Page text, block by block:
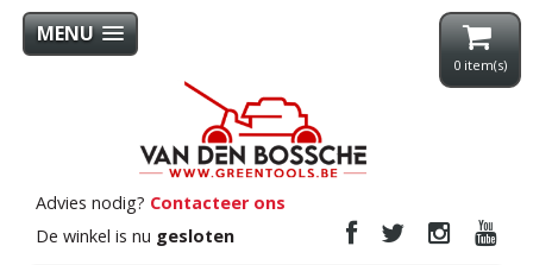
MENU
0 item(s)
Advies nodig? Contacteer ons
De winkel is nu gesloten